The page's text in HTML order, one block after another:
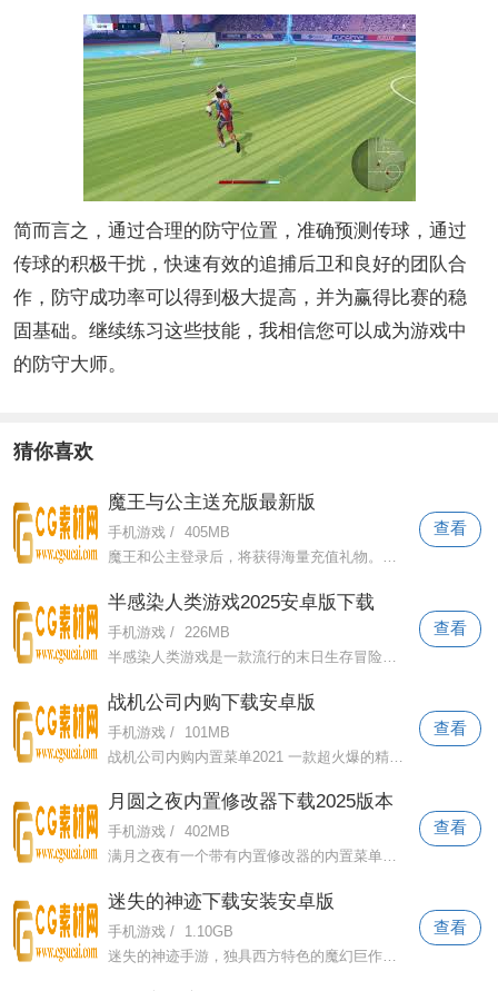
简而言之，通过合理的防守位置，准确预测传球，通过
传球的积极干扰，快速有效的追捕后卫和良好的团队合
作，防守成功率可以得到极大提高，并为赢得比赛的稳
固基础。继续练习这些技能，我相信您可以成为游戏中
的防守大师。
猜你喜欢
魔王与公主送充版最新版
手机游戏 / 405MB
魔王和公主登录后，将获得海量充值礼物。玩家在享受二维图形风格的同时，在这个神奇的世界里还有无数激动人心的冒险等待着你加入！治愈系风
查看
半感染人类游戏2025安卓版下载
手机游戏 /
226MB
半感染人类游戏是一款流行的末日生存冒险游戏。末日即将来临，你的周围是一片荒地。在这片贫瘠的环境中，你必须收集尽可能多的材料来生存，
查看
战机公司内购下载安卓版
手机游戏 /
101MB
战机公司内购内置菜单2021 一款超火爆的精彩横版射击冒险游戏。它有内置修饰符并且已经汉化。子弹是无限的。玩家可以随心所欲地战斗。超多
查看
月圆之夜内置修改器下载2025版本
手机游戏 / 402MB
满月之夜有一个带有内置修改器的内置菜单。这是一款非常流行的卡牌策略游戏，采用独特的卡牌战斗玩法。玩家通过冒险的方式不断解锁高级属性
查看
迷失的神迹下载安装安卓版
手机游戏 /
1.10GB
迷失的神迹手游，独具西方特色的魔幻巨作。游戏有着丰富的剧情和故事。玩家可以沉浸在自己的角色故事中，探索更多的秘境，提升自己的武器强
查看